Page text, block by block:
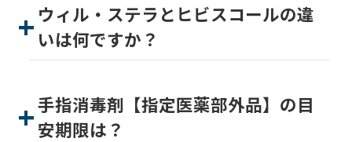
ウィル・ステラとヒビスコールの違
いは何ですか？
手指消毒剤【指定医薬部外品】の目
安期限は？